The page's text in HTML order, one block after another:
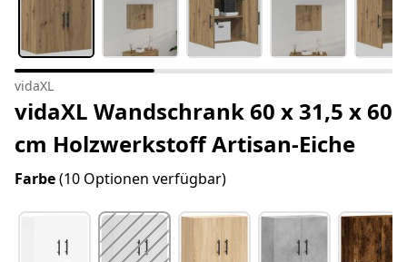
vidaXL
vidaXL Wandschrank 60 x 31,5 x 60
cm Holzwerkstoff Artisan-Eiche
Farbe(10 Optionen verfügbar)